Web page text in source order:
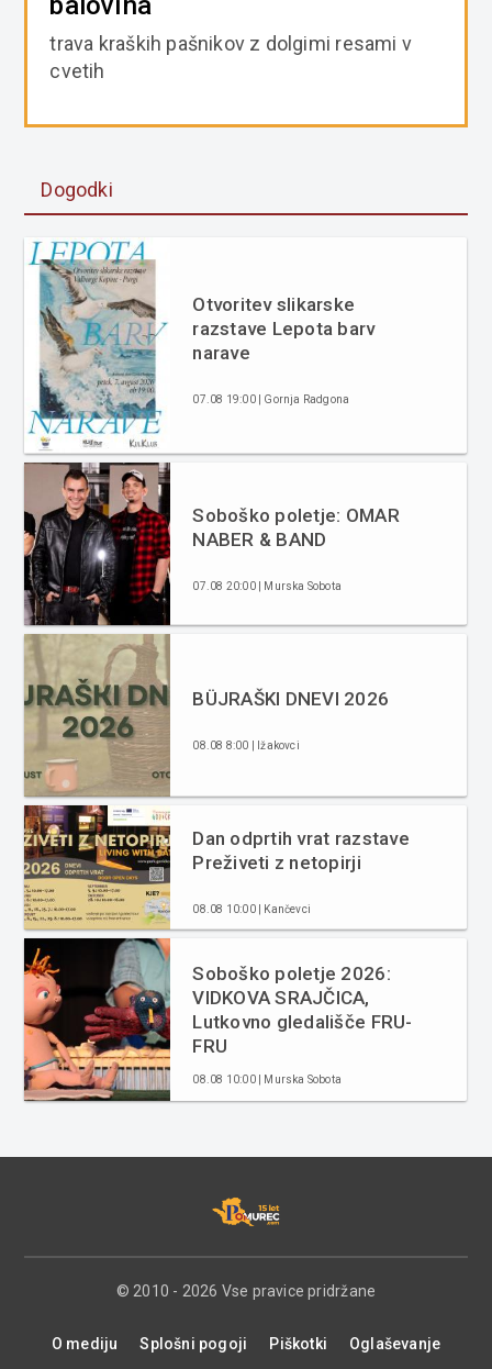
trava kraških pašnikov z dolgimi resami v
cvetih
Dogodki
Otvoritev slikarske
razstave Lepota barv
narave
07.08 19:00 | Gornja Radgona
Soboško poletje: OMAR
NABER & BAND
07.08 20:00 | Murska Sobota
BÜJRAŠKI DNEVI 2026
08.08 8:00 | Ižakovci
Dan odprtih vrat razstave
Preživeti z netopirji
08.08 10:00 | Kančevci
Soboško poletje 2026:
VIDKOVA SRAJČICA,
Lutkovno gledališče FRU-
FRU
08.08 10:00 | Murska Sobota
© 2010 - 2026 Vse pravice pridržane
O mediju Splošni pogoji Piškotki Oglaševanje